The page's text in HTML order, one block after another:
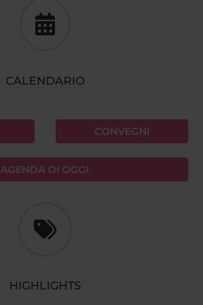
CALENDARIO
CONVEGNI
AGENDA DI OGGI
HIGHLIGHTS